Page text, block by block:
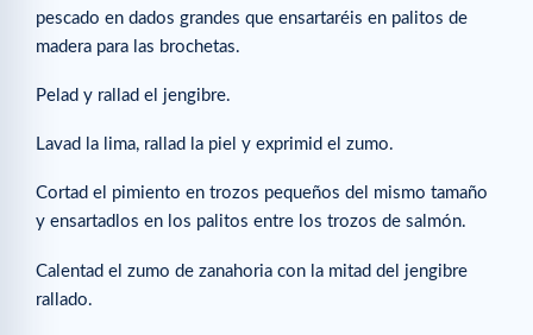
pescado en dados grandes que ensartaréis en palitos de
madera para las brochetas.
Pelad y rallad el jengibre.
Lavad la lima, rallad la piel y exprimid el zumo.
Cortad el pimiento en trozos pequeños del mismo tamaño
y ensartadlos en los palitos entre los trozos de salmón.
Calentad el zumo de zanahoria con la mitad del jengibre
rallado.